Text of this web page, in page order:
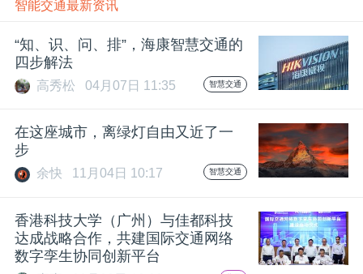
峰
课
智能交通最新资讯
“知、识、问、排”，海康智慧交通的
四步解法
高秀松 04月07日 11:35 智慧交通
在这座城市，离绿灯自由又近了一
步
余快 11月04日 10:17 智慧交通
香港科技大学（广州）与佳都科技
达成战略合作，共建国际交通网络
数字孪生协同创新平台